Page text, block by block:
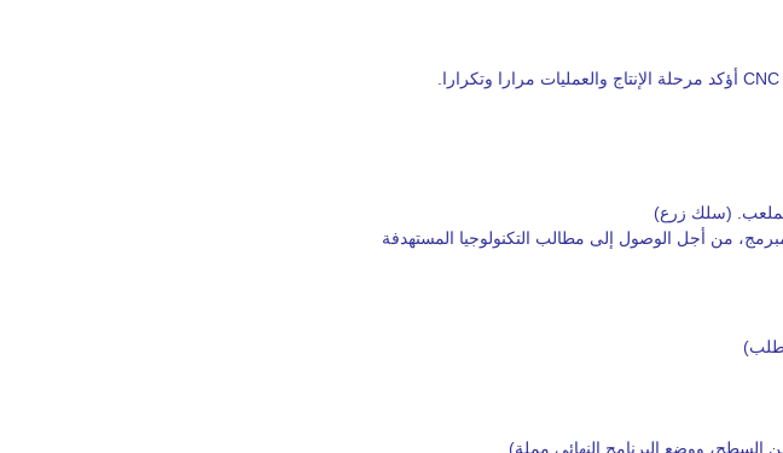
من أجل الوصول إلى مطالب التكنولوجيا المستهدفة